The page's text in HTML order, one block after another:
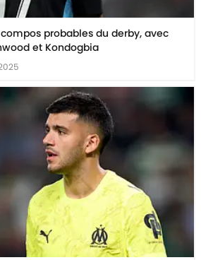
compos probables du derby, avec
et Kondogbia